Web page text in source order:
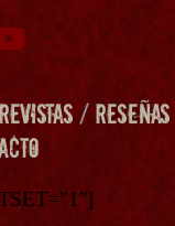
/RESEÑAS